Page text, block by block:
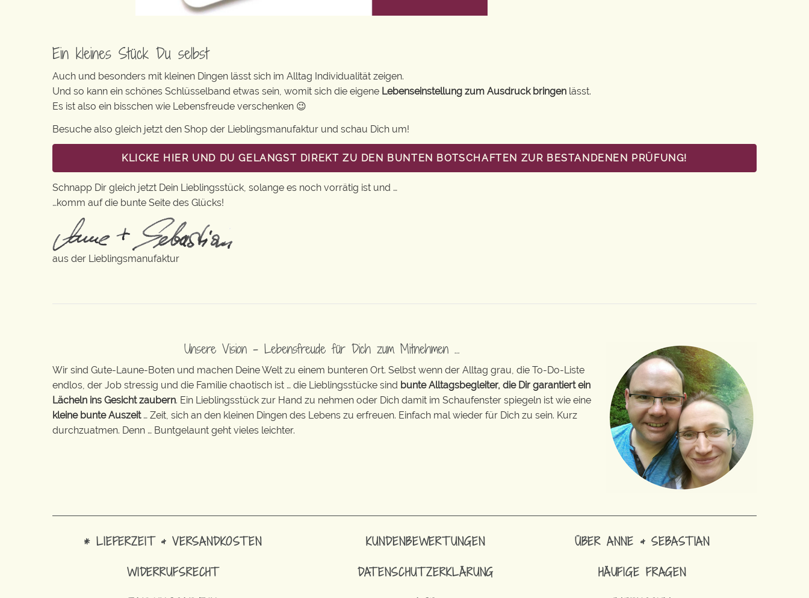
Ein kleines Stück Du selbst
Auch und besonders mit kleinen Dingen lässt sich im Alltag Individualität zeigen.
Und so kann ein schönes Schlüsselband etwas sein, womit sich die eigene Lebenseinstellung zum Ausdruck bringen lässt.
Es ist also ein bisschen wie Lebensfreude verschenken 😉
Besuche also gleich jetzt den Shop der Lieblingsmanufaktur und schau Dich um!
KLICKE HIER UND DU GELANGST DIREKT ZU DEN BUNTEN BOTSCHAFTEN ZUR BESTANDENEN PRÜFUNG!
Schnapp Dir gleich jetzt Dein Lieblingsstück, solange es noch vorrätig ist und …
…komm auf die bunte Seite des Glücks!
aus der Lieblingsmanufaktur
Unsere Vision – Lebensfreude für Dich zum Mitnehmen …
Wir sind Gute-Laune-Boten und machen Deine Welt zu einem bunteren Ort. Selbst wenn der Alltag grau, die To-Do-Liste
endlos, der Job stressig und die Familie chaotisch ist … die Lieblingsstücke sind bunte Alltagsbegleiter, die Dir garantiert ein
Lächeln ins Gesicht zaubern. Ein Lieblingsstück zur Hand zu nehmen oder Dich damit im Schaufenster spiegeln ist wie eine
kleine bunte Auszeit… Zeit, sich an den kleinen Dingen des Lebens zu erfreuen. Einfach mal wieder für Dich zu sein. Kurz
durchzuatmen. Denn … Buntgelaunt geht vieles leichter.
* LIEFERZEIT & VERSANDKOSTEN
WIDERRUFSRECHT
KUNDENBEWERTUNGEN
DATENSCHUTZERKLÄRUNG
ÜBER ANNE & SEBASTIAN
HÄUFIGE FRAGEN